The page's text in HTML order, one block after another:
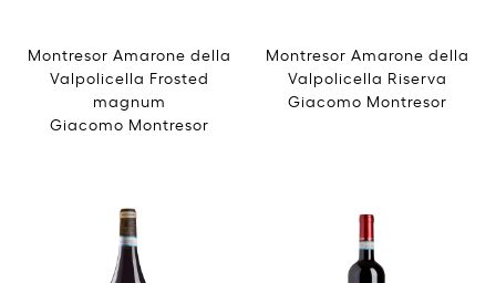
Montresor Amarone della
Valpolicella Frosted
magnum
Giacomo Montresor
Montresor Amarone della
Valpolicella Riserva
Giacomo Montresor